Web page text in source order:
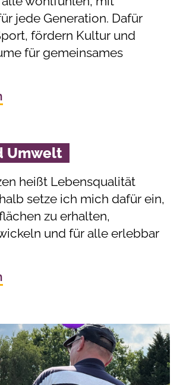
jede Generation. Dafür
fördern Kultur und
für gemeinsames
Umwelt
heißt Lebensqualität
setze ich mich dafür ein,
zu erhalten,
und für alle erlebbar